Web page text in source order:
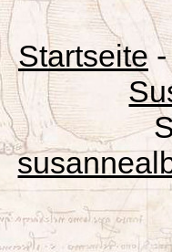
Startseite